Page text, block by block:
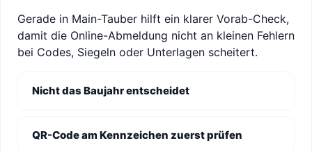
Gerade in Main-Tauber hilft ein klarer Vorab-Check,
damit die Online-Abmeldung nicht an kleinen Fehlern
bei Codes, Siegeln oder Unterlagen scheitert.
Nicht das Baujahr entscheidet
QR-Code am Kennzeichen zuerst prüfen